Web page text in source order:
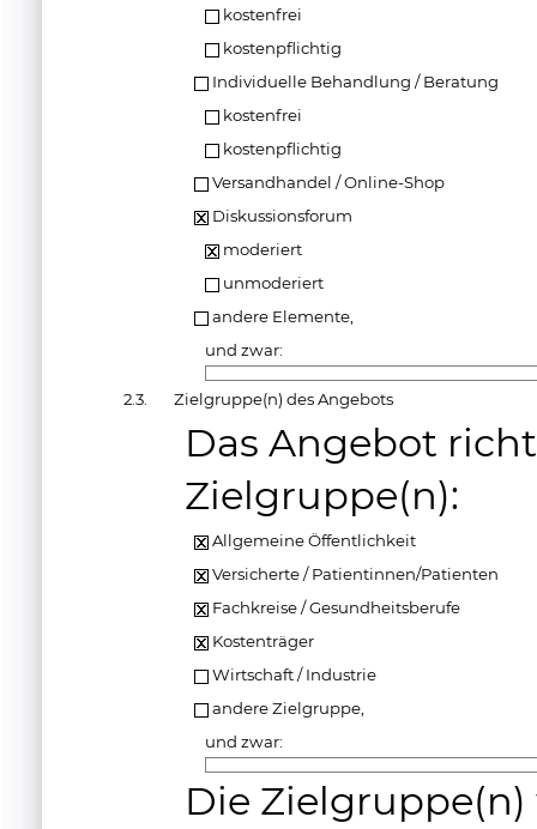
kostenfrei
kostenpflichtig
Individuelle Behandlung / Beratung
kostenfrei
kostenpflichtig
Versandhandel / Online-Shop
Diskussionsforum
moderiert
unmoderiert
andere Elemente,
und zwar:
2.3. Zielgruppe(n) des Angebots
Das Angebot
Zielgruppe(n):
Allgemeine Öffentlichkeit
Versicherte / Patientinnen/Patienten
Fachkreise / Gesundheitsberufe
Kostenträger
Wirtschaft / Industrie
andere Zielgruppe,
und zwar:
Die